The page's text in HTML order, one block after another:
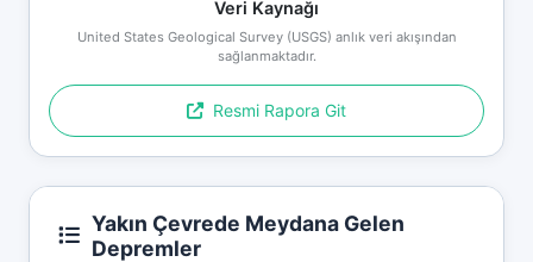
Veri Kaynağı
United States Geological Survey (USGS) anlık veri akışından
sağlanmaktadır.
Resmi Rapora Git
Yakın Çevrede Meydana Gelen
Depremler